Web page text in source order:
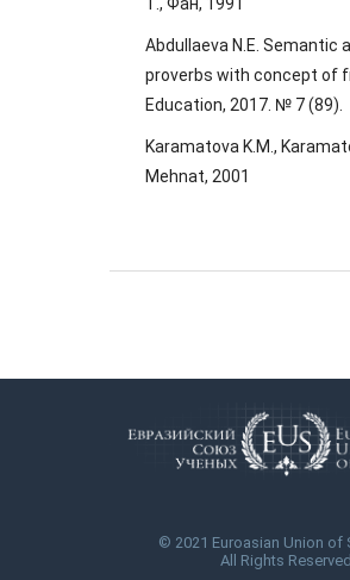
Abdullaeva N.E. Semantic
proverbs with concept of
Education, 2017. № 7 (89).
Karamatova K.M.,
Mehnat, 2001
© 2021 Euroasian Union of
All Rights